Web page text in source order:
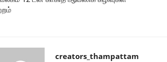
creators_thampattam